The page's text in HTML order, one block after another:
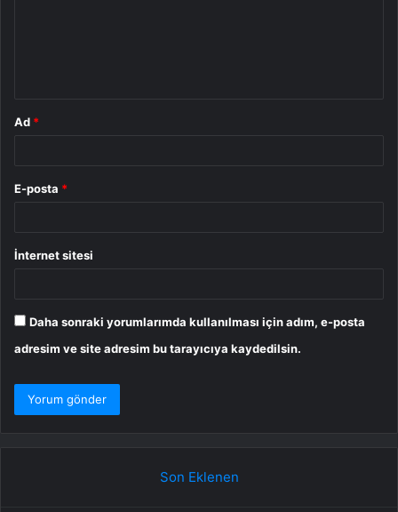
Ad *
E-posta *
İnternet sitesi
Daha sonraki yorumlarımda kullanılması için adım, e-posta
adresim ve site adresim bu tarayıcıya kaydedilsin.
Son Eklenen